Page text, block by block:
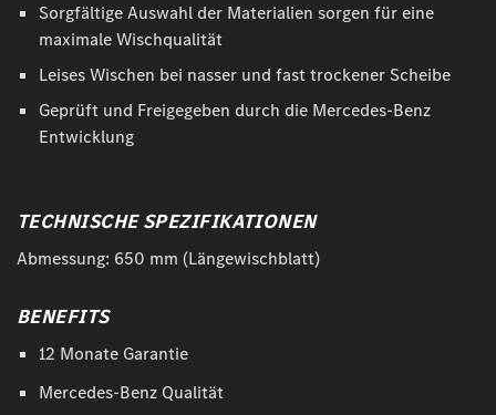
Sorgfältige Auswahl der Materialien sorgen für eine
maximale Wischqualität
Leises Wischen bei nasser und fast trockener Scheibe
Geprüft und Freigegeben durch die Mercedes-Benz
Entwicklung
TECHNISCHE SPEZIFIKATIONEN
Abmessung: 650 mm (Längewischblatt)
BENEFITS
12 Monate Garantie
Mercedes-Benz Qualität